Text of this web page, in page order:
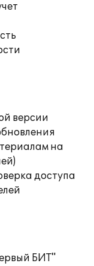
версии
на
доступа
БИТ"